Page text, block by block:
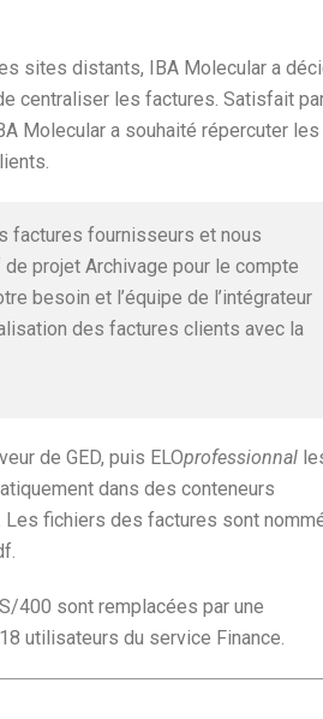
sites distants, IBA Molecular a
centraliser les factures. Satisfait
Molecular a souhaité répercuter les
factures fournisseurs et nous
projet Archivage pour le compte
besoin et l’équipe de l’intégrateur
des factures clients avec la
de GED, puis ELOprofessionnal
dans des conteneurs
Les fichiers des factures sont
400 sont remplacées par une
utilisateurs du service Finance.